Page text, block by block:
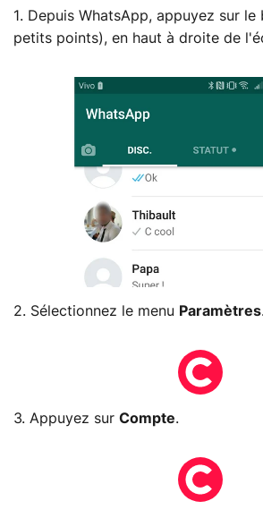
1. Depuis WhatsApp, appuyez sur le
petits points), en haut à droite de
2. Sélectionnez le menu Paramètres.
3. Appuyez sur Compte.